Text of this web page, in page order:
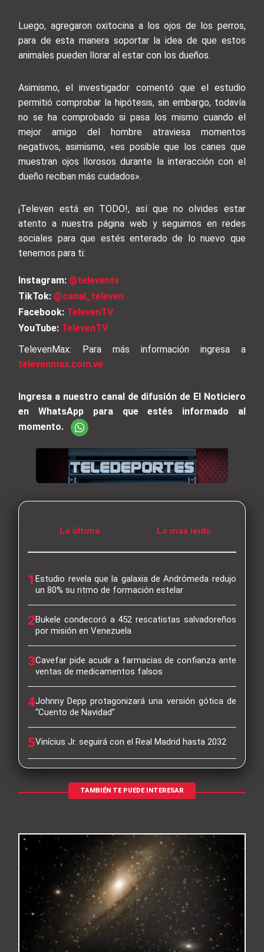
Luego, agregaron oxitocina a los ojos de los perros,
para de esta manera soportar la idea de que estos
animales pueden llorar al estar con los dueños.
Asimismo, el investigador comentó que el estudio
permitió comprobar la hipótesis, sin embargo, todavía
no se ha comprobado si pasa los mismo cuando el
mejor amigo del hombre atraviesa momentos
negativos, asimismo, «es posible que los canes que
muestran ojos llorosos durante la interacción con el
dueño reciban más cuidados».
¡Televen está en TODO!, así que no olvides estar
atento a nuestra página web y seguirnos en redes
sociales para que estés enterado de lo nuevo que
tenemos para ti:
Instagram: @televentv
TikTok: @canal_televen
Facebook: TelevenTV
YouTube: TelevenTV
TelevenMax: Para más información ingresa a
televenmax.com.ve
Ingresa a nuestro canal de difusión de El Noticiero
en WhatsApp para que estés informado al
momento.
Lo último Lo más leído
1Estudio revela que la galaxia de Andrómeda redujo
un 80% su ritmo de formación estelar
2Bukele condecoró a 452 rescatistas salvadoreños
por misión en Venezuela
3Cavefar pide acudir a farmacias de confianza ante
ventas de medicamentos falsos
4Johnny Depp protagonizará una versión gótica de
“Cuento de Navidad”
5Vinícius Jr. seguirá con el Real Madrid hasta 2032
TAMBIÉN TE PUEDE INTERESAR